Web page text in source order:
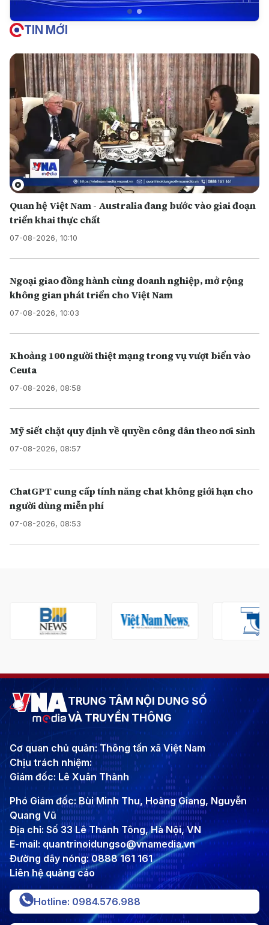
TIN MỚI
Quan hệ Việt Nam - Australia đang bước vào giai đoạn
triển khai thực chất
07-08-2026, 10:10
Ngoại giao đồng hành cùng doanh nghiệp, mở rộng
không gian phát triển cho Việt Nam
07-08-2026, 10:03
Khoảng 100 người thiệt mạng trong vụ vượt biển vào
Ceuta
07-08-2026, 08:58
Mỹ siết chặt quy định về quyền công dân theo nơi sinh
07-08-2026, 08:57
ChatGPT cung cấp tính năng chat không giới hạn cho
người dùng miễn phí
07-08-2026, 08:53
TRUNG TÂM NỘI DUNG SỐ
VÀ TRUYỀN THÔNG
Cơ quan chủ quản: Thông tấn xã Việt Nam
Chịu trách nhiệm:
Giám đốc: Lê Xuân Thành
Phó Giám đốc: Bùi Minh Thu, Hoàng Giang, Nguyễn
Quang Vũ
Địa chỉ: Số 33 Lê Thánh Tông, Hà Nội, VN
E-mail: quantrinoidungso@vnamedia.vn
Đường dây nóng: 0888 161 161
Liên hệ quảng cáo
Hotline: 0984.576.988